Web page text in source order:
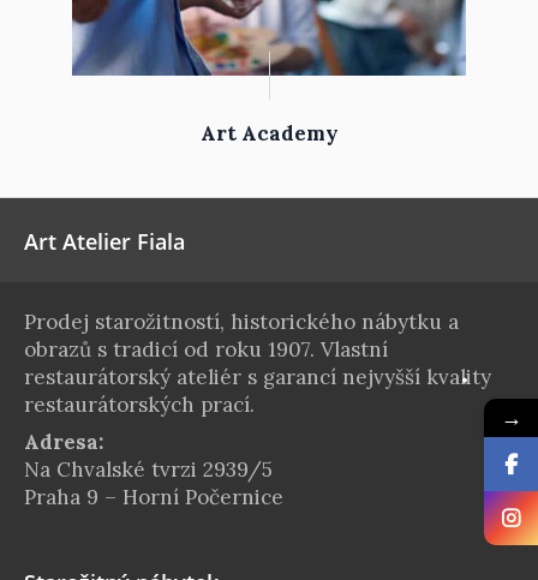
Art Academy
Art Atelier Fiala
Prodej starožitností, historického nábytku a
obrazů s tradicí od roku 1907. Vlastní
restaurátorský ateliér s garancí nejvyšší kvality
restaurátorských prací.
Adresa:
Na Chvalské tvrzi 2939/5
Praha 9 – Horní Počernice
→